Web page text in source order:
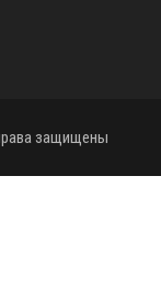
защищены